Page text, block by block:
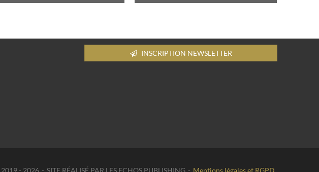
INSCRIPTION NEWSLETTER